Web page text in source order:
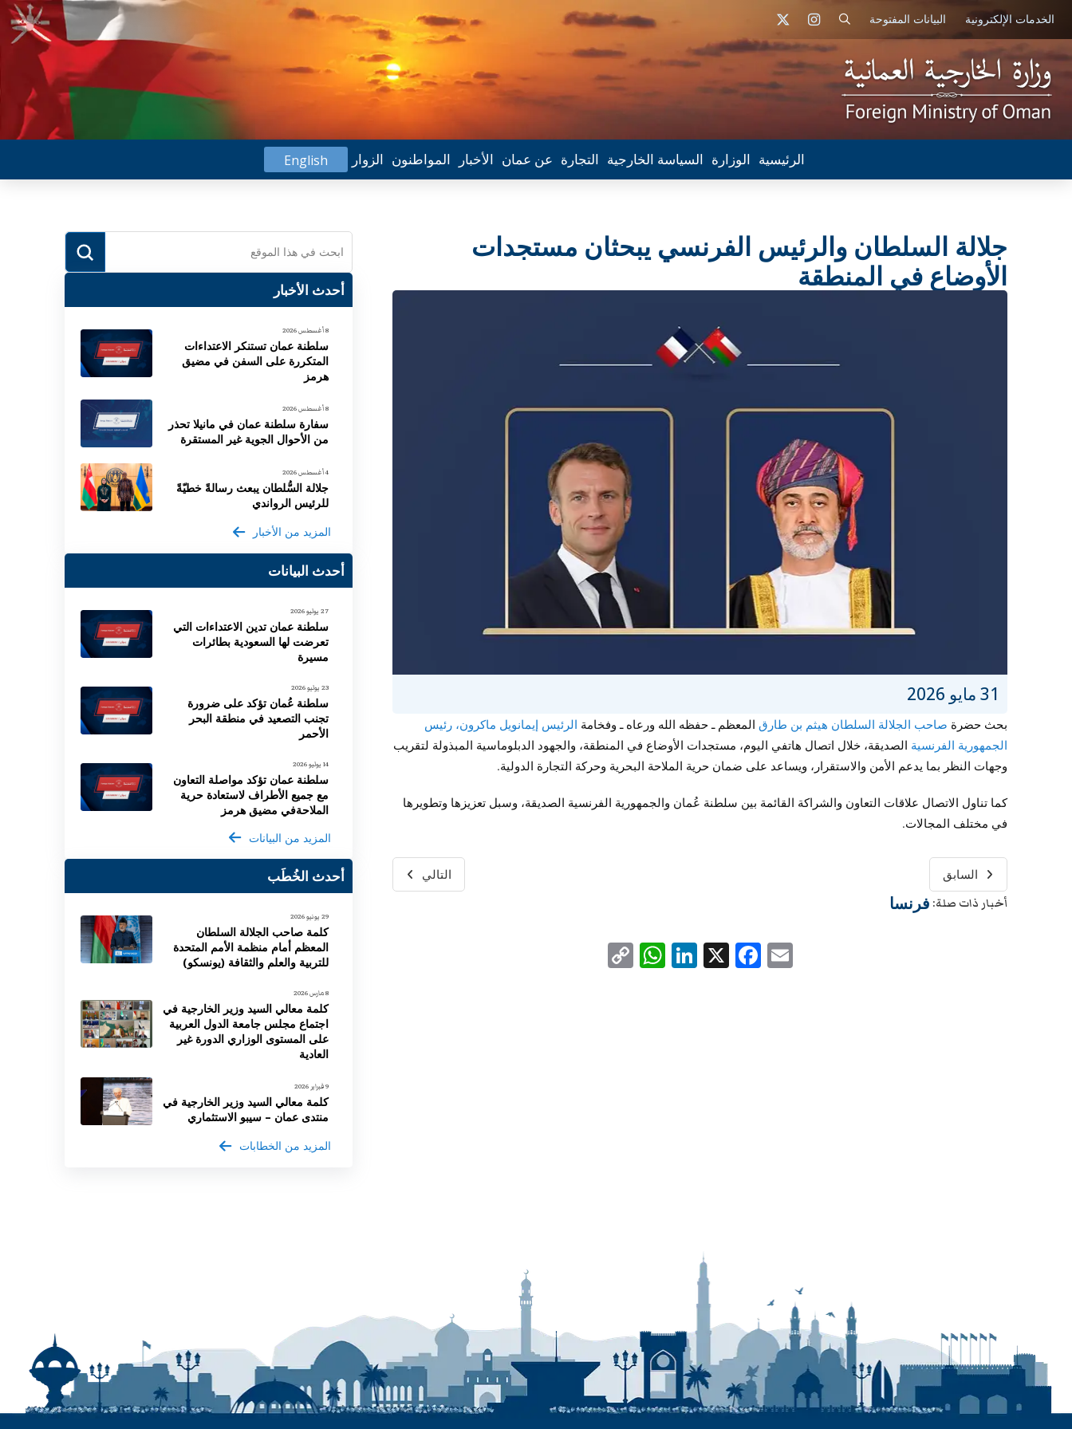
الخدمات الإلكترونية البيانات المفتوحة
English الزوار المواطنون الأخبار عن عمان التجارة السياسة الخارجية الوزارة الرئيسية
جلالة السلطان والرئيس الفرنسي يبحثان مستجدات
الأوضاع في المنطقة
31 مايو 2026
بحث حضرة صاحب الجلالة السلطان هيثم بن طارق المعظم ـ حفظه الله ورعاه ـ وفخامة الرئيس إيمانويل ماكرون، رئيس
الجمهورية الفرنسية الصديقة، خلال اتصال هاتفي اليوم، مستجدات الأوضاع في المنطقة، والجهود الدبلوماسية المبذولة لتقريب
وجهات النظر بما يدعم الأمن والاستقرار، ويساعد على ضمان حرية الملاحة البحرية وحركة التجارة الدولية.
كما تناول الاتصال علاقات التعاون والشراكة القائمة بين سلطنة عُمان والجمهورية الفرنسية الصديقة، وسبل تعزيزها وتطويرها
في مختلف المجالات.
السابق التالي
أخبار ذات صلة: فرنسا
Email
Facebook
X
LinkedIn
WhatsApp
Search
Submit
أحدث الأخبار
8 أغسطس 2026
سلطنة عمان تستنكر الاعتداءات
المتكررة على السفن في مضيق
هرمز
8 أغسطس 2026
سفارة سلطنة عمان في مانيلا تحذر
من الأحوال الجوية غير المستقرة
4 أغسطس 2026
جلالة السُّلطان يبعث رسالةً خطيّةً
للرئيس الرواندي
المزيد من الأخبار
أحدث البيانات
27 يوليو 2026
سلطنة عمان تدين الاعتداءات التي
تعرضت لها السعودية بطائرات
مسيرة
23 يوليو 2026
سلطنة عُمان تؤكد على ضرورة
تجنب التصعيد في منطقة البحر
الأحمر
14 يوليو 2026
سلطنة عمان تؤكد مواصلة التعاون
مع جميع الأطراف لاستعادة حرية
الملاحةفي مضيق هرمز
المزيد من البيانات
أحدث الخُطَب
29 يونيو 2026
كلمة صاحب الجلالة السلطان
المعظم أمام منظمة الأمم المتحدة
للتربية والعلم والثقافة (يونسكو)
8 مارس 2026
كلمة معالي السيد وزير الخارجية في
اجتماع مجلس جامعة الدول العربية
على المستوى الوزاري الدورة غير
العادية
9 فبراير 2026
كلمة معالي السيد وزير الخارجية في
منتدى عمان – سيبو الاستثماري
المزيد من الخطابات